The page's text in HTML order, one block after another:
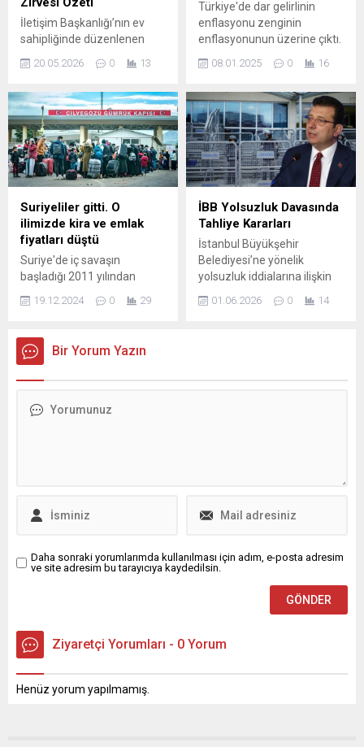
mağduriyet yaşanmaması
için işlemlerin titizlikle
yürütüleceğini bildirdi...
İletişim Başkanlığı’nın ev
sahipliğinde düzenlenen
dört bir yanından gelen
mücadele kulübü üyelerini
bir araya getirdi. Programda,
gençlerin dijital okuryazarlık
ve algı yönetimine karşı
bilinçlenmesi amaçlandı.
İletişim Başkanı,
dezenformasyonun tarihsel
kökenlerine işaret ederek
günümüzde yapay zeka
destekli sahte içeriklerin
gerçeklikle iç içe geçtiğini
vurguladı. Bu yeni
dönemde...
20.05.2026 0 13
Türkiye'de dar gelirlinin
enflasyonu zenginin
enflasyonunun üzerine çıktı.
öğrencinin sağlıklı
erişim zora düştü. Bu durum
yemek kartıyla çalışan
kesimin restoranda yemek
yemek yerine kartlarıyla ...
08.01.2025 0 16
Suriyeliler gitti. O
ilimizde kira ve emlak
fiyatları düştü
Suriye'de iç savaşın
başladığı 2011 yılından
itibaren ülkesini terk eden
Suriyeliler, sınır komşusu
yoğunluk oluşturdu. Resmi
rakamlara göre 60 bin
115 bine ulaştı. Yoğun talep
19.12.2024 0 29
İBB Yolsuzluk Davasında
Tahliye Kararları
İstanbul Büyükşehir
Belediyesi’ne yönelik
yolsuzluk iddialarına ilişkin
davada, 11. haftada
aralarında görevden alınmış
oluşturuyor. Sürecin...
01.06.2026 0 14
Bir Yorum Yazın
Daha sonraki yorumlarımda kullanılması için adım, e-posta adresim
ve site adresim bu tarayıcıya kaydedilsin.
Ziyaretçi Yorumları - 0 Yorum
Henüz yorum yapılmamış.